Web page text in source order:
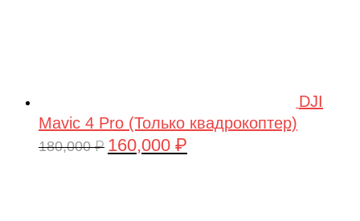
DJI
Mavic 4 Pro (Только квадрокоптер)
180,000₽ Первоначальная
160,000 ₽